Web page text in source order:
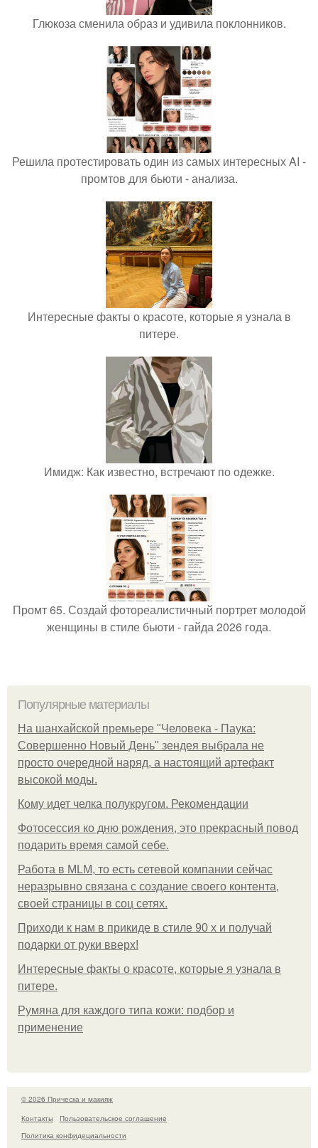
Глюкоза сменила образ и удивила поклонников.
Решила протестировать один из самых интересных AI -
промтов для бьюти - анализа.
Интересные факты о красоте, которые я узнала в
питере.
Имидж: Как известно, встречают по одежке.
Промт 65. Создай фотореалистичный портрет молодой
женщины в стиле бьюти - гайда 2026 года.
Популярные материалы
На шанхайской премьере "Человека - Паука:
Совершенно Новый День" зендея выбрала не
просто очередной наряд, а настоящий артефакт
высокой моды.
Кому идет челка полукругом. Рекомендации
Фотосессия ко дню рождения, это прекрасный повод
подарить время самой себе.
Работа в MLM, то есть сетевой компании сейчас
неразрывно связана с создание своего контента,
своей страницы в соц сетях.
Приходи к нам в прикиде в стиле 90 х и получай
подарки от руки вверх!
Интересные факты о красоте, которые я узнала в
питере.
Румяна для каждого типа кожи: подбор и
применение
© 2026 Прическа и макияж
Контакты
Пользовательское соглашение
Политика конфидециальности